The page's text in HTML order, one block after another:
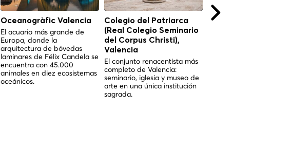
Oceanogràfic Valencia
El acuario más grande de
Europa, donde la
arquitectura de bóvedas
laminares de Félix Candela se
encuentra con 45.000
animales en diez ecosistemas
oceánicos.
Colegio del Patriarca
(Real Colegio Seminario
del Corpus Christi),
Valencia
El conjunto renacentista más
completo de Valencia:
seminario, iglesia y museo de
arte en una única institución
sagrada.
Hemisféric Valencia